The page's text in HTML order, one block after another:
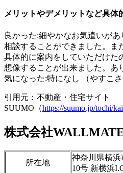
メリットやデメリットなど具体
良かった:細やかなお気遣いが
相談することができました。ま
具体的に案内をしていただけた
想像することが出来ました。あ
気になった:特になし （やすこさ
引用元：不動産・住宅サイト
SUUMO（https://suumo.jp/tochi/
株式会社
所在地
神奈川県横
10号 新横浜